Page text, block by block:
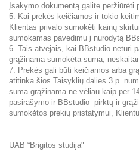
Įsakymo dokumentą galite peržiūrėti
5. Kai prekės keičiamos ir tokio
Klientas privalo sumokėti kainų
sumokamas pavedimu į nurodytą
6. Tais atvejais, kai BBstudio neturi
grąžinama sumokėta suma,
7. Prekės gali būti keičiamos arba
atitinka šios Taisyklių dalies 3 p.
suma grąžinama ne vėliau kaip per
pasirašymo ir BBstudio pirktų ir
sumokėtos prekių pristatymui,
UAB “Brigitos studija"